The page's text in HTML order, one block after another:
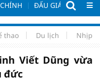
ĐẤU GIÁ - ĐẤU
thao Du lịch Nhịp
Viết Dũng vừa
đức